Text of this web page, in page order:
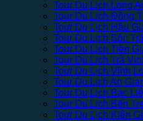
Tour Du Lịch Long
Tour Du Lịch Đồng
Tour Du Lịch Hậu
Tour Du Lịch Sóc
Tour Du Lịch Tiền
Tour Du Lịch Trà
Tour Du Lịch Vĩnh
Tour Du Lịch An
Tour Du Lịch Bạc
Tour Du Lịch Bến
Tour Du Lịch Kiên